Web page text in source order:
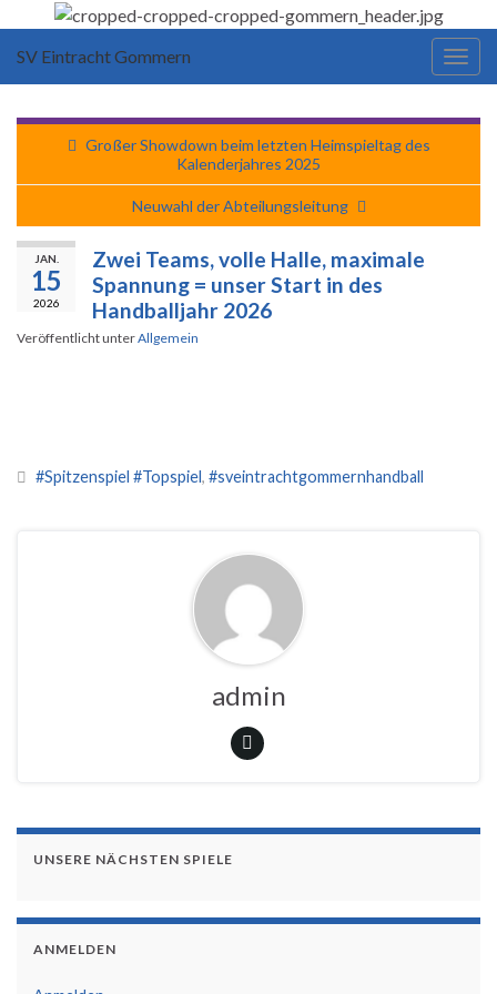
SV Eintracht Gommern
Großer Showdown beim letzten Heimspieltag des
Kalenderjahres 2025
Neuwahl der Abteilungsleitung
JAN.
15
2026
Zwei Teams, volle Halle, maximale
Spannung = unser Start in des
Handballjahr 2026
Veröffentlicht unterAllgemein
#Spitzenspiel #Topspiel, #sveintrachtgommernhandball
admin
UNSERE NÄCHSTEN SPIELE
ANMELDEN